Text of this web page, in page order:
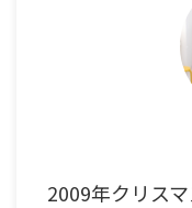
2009年クリス